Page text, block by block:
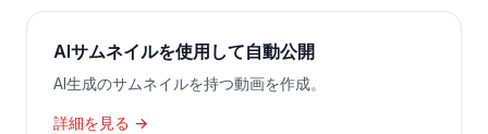
AIサムネイルを使用して自動公開
AI生成のサムネイルを持つ動画を作成。
詳細を見る →